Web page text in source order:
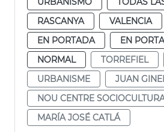
RASCANYA
VALENCIA
EN PORTADA
EN
NORMAL
TORREFIEL
URBANISME
JUAN
NOU CENTRE
MARÍA JOSÉ CATLÁ